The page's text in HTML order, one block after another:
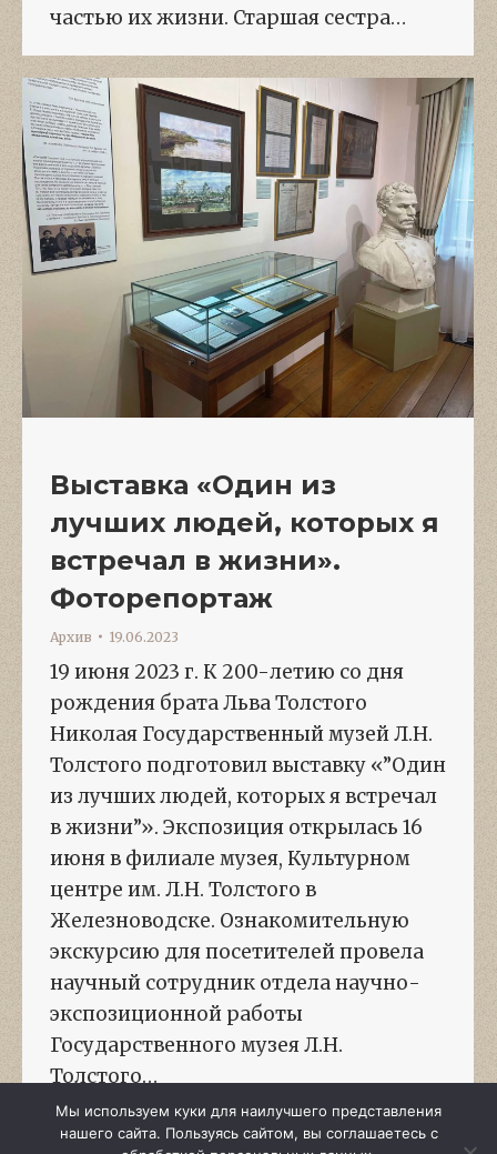
частью их жизни. Старшая сестра…
Выставка «Один из
лучших людей, которых я
встречал в жизни».
Фоторепортаж
Архив 19.06.2023
19 июня 2023 г. К 200-летию со дня
рождения брата Льва Толстого
Николая Государственный музей Л.Н.
Толстого подготовил выставку «”Один
из лучших людей, которых я встречал
в жизни”». Экспозиция открылась 16
июня в филиале музея, Культурном
центре им. Л.Н. Толстого в
Железноводске. Ознакомительную
экскурсию для посетителей провела
научный сотрудник отдела научно-
экспозиционной работы
Государственного музея Л.Н.
Толстого…
Мы используем куки для наилучшего представления
нашего сайта. Пользуясь сайтом, вы соглашаетесь с